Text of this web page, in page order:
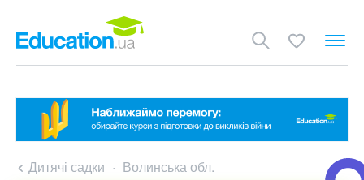
Дитячі садки Волинська обл.